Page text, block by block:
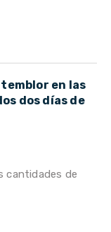
en las
dos días de
cantidades de